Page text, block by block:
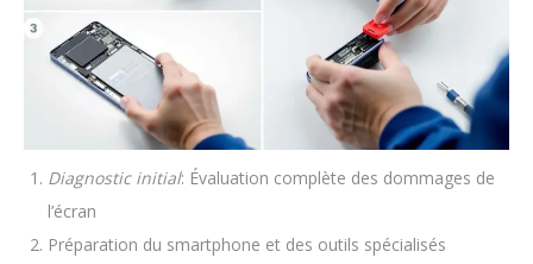
Diagnostic initial: Évaluation complète des dommages de
l’écran
Préparation du smartphone et des outils spécialisés